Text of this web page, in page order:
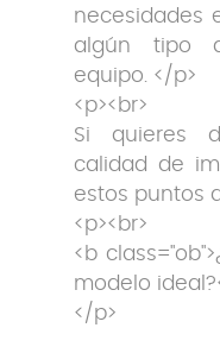
necesidades
algún tipo
equipo. </p>
<p><br>
Si quieres
calidad de
estos puntos
<p><br>
<b
modelo
</p>